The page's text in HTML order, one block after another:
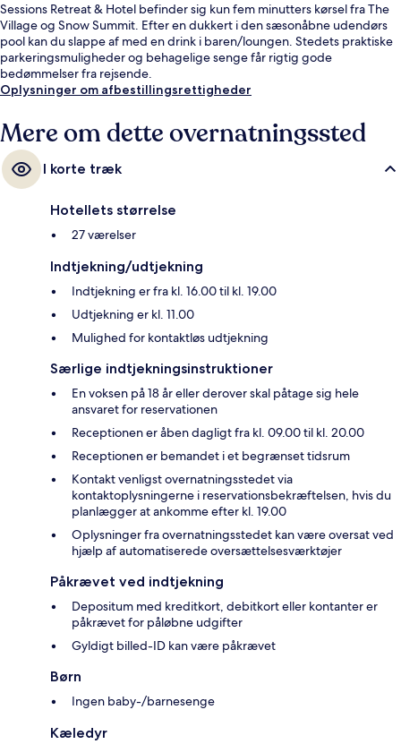
Sessions Retreat & Hotel befinder sig kun fem minutters kørsel fra The
Village og Snow Summit. Efter en dukkert i den sæsonåbne udendørs
pool kan du slappe af med en drink i baren/loungen. Stedets praktiske
parkeringsmuligheder og behagelige senge får rigtig gode
bedømmelser fra rejsende.
Oplysninger om afbestillingsrettigheder
Mere om dette overnatningssted
I korte træk
Hotellets størrelse
27 værelser
Indtjekning/udtjekning
Indtjekning er fra kl. 16.00 til kl. 19.00
Udtjekning er kl. 11.00
Mulighed for kontaktløs udtjekning
Særlige indtjekningsinstruktioner
En voksen på 18 år eller derover skal påtage sig hele
ansvaret for reservationen
Receptionen er åben dagligt fra kl. 09.00 til kl. 20.00
Receptionen er bemandet i et begrænset tidsrum
Kontakt venligst overnatningsstedet via
kontaktoplysningerne i reservationsbekræftelsen, hvis du
planlægger at ankomme efter kl. 19.00
Oplysninger fra overnatningsstedet kan være oversat ved
hjælp af automatiserede oversættelsesværktøjer
Påkrævet ved indtjekning
Depositum med kreditkort, debitkort eller kontanter er
påkrævet for påløbne udgifter
Gyldigt billed-ID kan være påkrævet
Børn
Ingen baby-/barnesenge
Kæledyr